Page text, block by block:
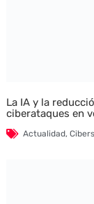
La IA y la
ciberataques en
Actualidad,